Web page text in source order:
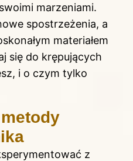
marzeniami.
spostrzeżenia, a
materiałem
się do krępujących
i o czym tylko
z